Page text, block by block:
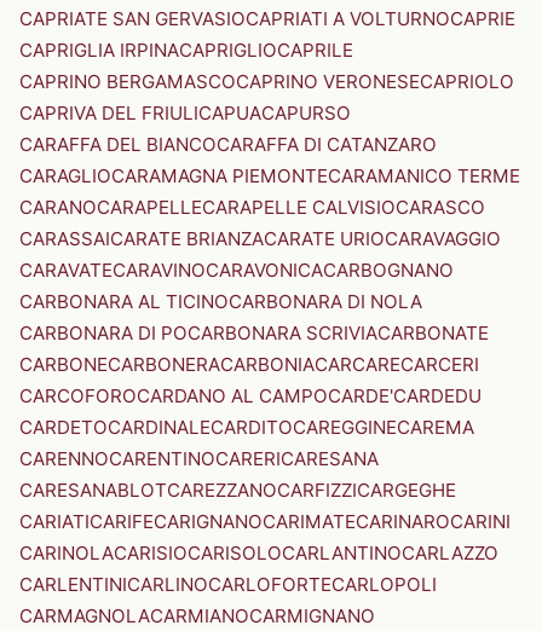
CAPRIATE SAN GERVASIOCAPRIATI A VOLTURNOCAPRIE
CAPRIGLIA IRPINACAPRIGLIOCAPRILE
CAPRINO BERGAMASCOCAPRINO VERONESECAPRIOLO
CAPRIVA DEL FRIULICAPUACAPURSO
CARAFFA DEL BIANCOCARAFFA DI CATANZARO
CARAGLIOCARAMAGNA PIEMONTECARAMANICO TERME
CARANOCARAPELLECARAPELLE CALVISIOCARASCO
CARASSAICARATE BRIANZACARATE URIOCARAVAGGIO
CARAVATECARAVINOCARAVONICACARBOGNANO
CARBONARA AL TICINOCARBONARA DI NOLA
CARBONARA DI POCARBONARA SCRIVIACARBONATE
CARBONECARBONERACARBONIACARCARECARCERI
CARCOFOROCARDANO AL CAMPOCARDE'CARDEDU
CARDETOCARDINALECARDITOCAREGGINECAREMA
CARENNOCARENTINOCARERICARESANA
CARESANABLOTCAREZZANOCARFIZZICARGEGHE
CARIATICARIFECARIGNANOCARIMATECARINAROCARINI
CARINOLACARISIOCARISOLOCARLANTINOCARLAZZO
CARLENTINICARLINOCARLOFORTECARLOPOLI
CARMAGNOLACARMIANOCARMIGNANO